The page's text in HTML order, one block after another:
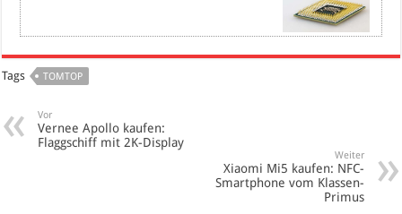
Tags TOMTOP
Vor
Vernee Apollo kaufen:
Flaggschiff mit 2K-Display
Weiter
Xiaomi Mi5 kaufen: NFC-
Smartphone vom Klassen-
Primus